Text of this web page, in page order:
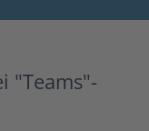
"Teams"-